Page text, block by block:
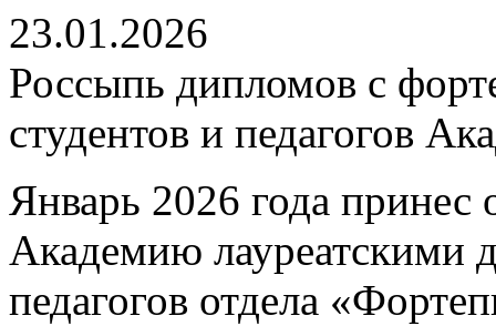
23.01.2026
Россыпь дипломов с
студентов и педагогов
Январь 2026 года принес
Академию лауреатскими
педагогов отдела